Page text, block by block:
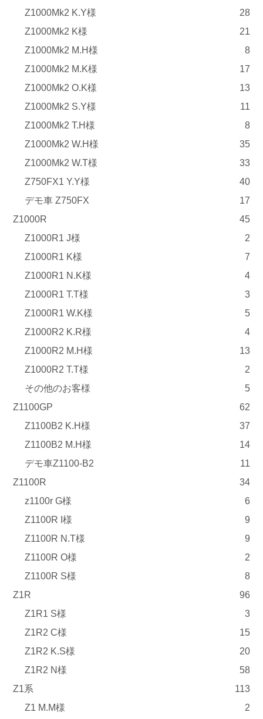
Z1000Mk2 K.Y様
28
Z1000Mk2 K様
21
Z1000Mk2 M.H様
8
Z1000Mk2 M.K様
17
Z1000Mk2 O.K様
13
Z1000Mk2 S.Y様
11
Z1000Mk2 T.H様
8
Z1000Mk2 W.H様
35
Z1000Mk2 W.T様
33
Z750FX1 Y.Y様
40
デモ車 Z750FX
17
Z1000R
45
Z1000R1 J様
2
Z1000R1 K様
7
Z1000R1 N.K様
4
Z1000R1 T.T様
3
Z1000R1 W.K様
5
Z1000R2 K.R様
4
Z1000R2 M.H様
13
Z1000R2 T.T様
2
その他のお客様
5
Z1100GP
62
Z1100B2 K.H様
37
Z1100B2 M.H様
14
デモ車Z1100-B2
11
Z1100R
34
z1100r G様
6
Z1100R I様
9
Z1100R N.T様
9
Z1100R O様
2
Z1100R S様
8
Z1R
96
Z1R1 S様
3
Z1R2 C様
15
Z1R2 K.S様
20
Z1R2 N様
58
Z1系
113
Z1 M.M様
2